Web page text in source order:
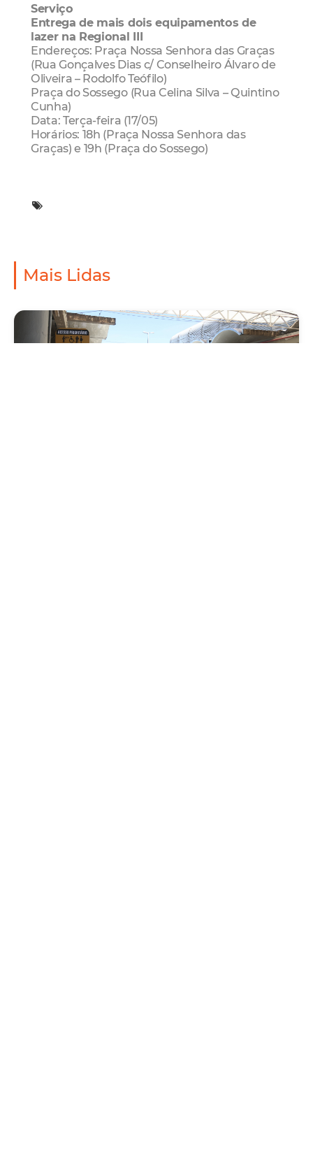
Serviço
Entrega de mais dois equipamentos de
lazer na Regional III
Endereços: Praça Nossa Senhora das Graças
(Rua Gonçalves Dias c/ Conselheiro Álvaro de
Oliveira – Rodolfo Teófilo)
Praça do Sossego (Rua Celina Silva – Quintino
Cunha)
Data: Terça-feira (17/05)
Horários: 18h (Praça Nossa Senhora das
Graças) e 19h (Praça do Sossego)
Mais Lidas